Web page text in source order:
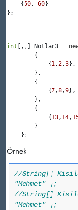
    {
50, 60}
};
int [,,] Notlar3 =
        {
            {
1,2,3},
        },
        {
            {
7,8,9},
        },
        {
            {
13, 14,
        }
Örnek
//String[]
"Mehmet" };
//String[]
"Mehmet" };